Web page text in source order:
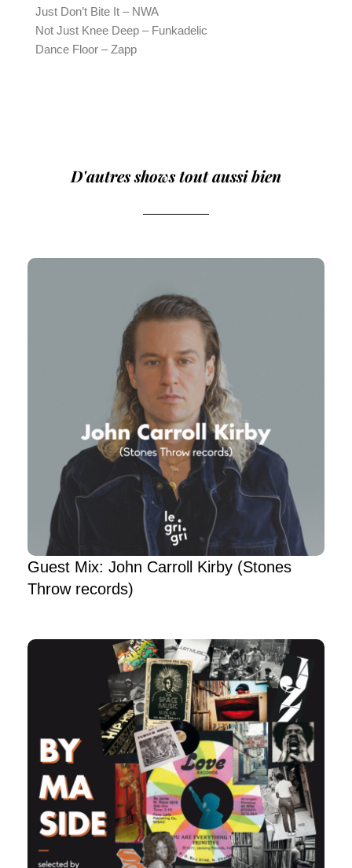
Just Don’t Bite It – NWA
Not Just Knee Deep – Funkadelic
Dance Floor – Zapp
D'autres shows tout aussi bien
Guest Mix: John Carroll Kirby (Stones
Throw records)